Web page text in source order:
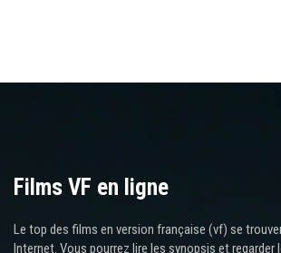
Films VF en ligne
Le top des films en version française (vf) se
Internet. Vous pourrez lire les synopsis et regarder